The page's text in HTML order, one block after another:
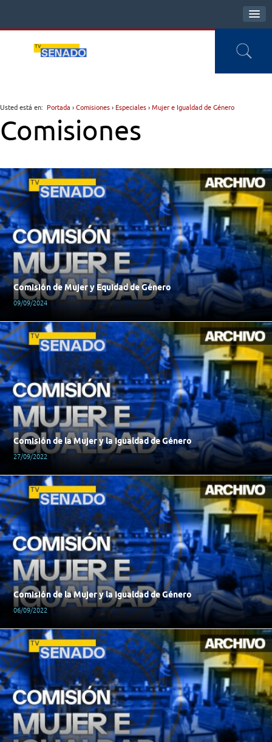
Usted está en: Portada › Comisiones › Especiales › Mujer e Igualdad de Género
Comisiones
Comisión de Mujer y Equidad de Género
09/09/2024
Comisión de la Mujer y la Igualdad de Género
27/09/2022
Comisión de la Mujer y la Igualdad de Género
06/09/2022